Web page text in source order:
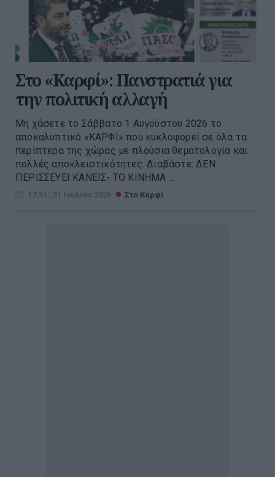
Στο «Καρφί»: Πανστρατιά για
την πολιτική αλλαγή
Μη χάσετε το Σάββατο 1 Αυγούστου 2026 το
αποκαλυπτικό «ΚΑΡΦΙ» που κυκλοφορεί σε όλα τα
περίπτερα της χώρας με πλούσια θεματολογία και
πολλές αποκλειστικότητες. Διαβάστε: ΔΕΝ
ΠΕΡΙΣΣΕΥΕΙ ΚΑΝΕΙΣ- ΤΟ ΚΙΝΗΜΑ ...
17:51 | 31 Ιουλίου 2026 Στο Καρφί